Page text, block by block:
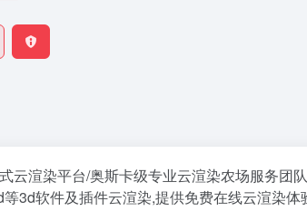
云渲染平台/奥斯卡级专业云渲染农场服务团
3d软件及插件云渲染,提供免费在线云渲染